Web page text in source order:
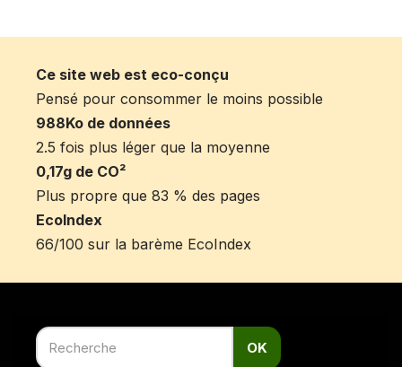
Ce site web est eco-conçu
Pensé pour consommer le moins possible
988Ko de données
2.5 fois plus léger que la moyenne
0,17g de CO²
Plus propre que 83 % des pages
EcoIndex
66/100 sur la barème EcoIndex
OK